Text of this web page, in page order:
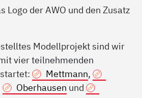
Modellprojekt sind wir
vier teilnehmenden
Mettmann,
Oberhausen und